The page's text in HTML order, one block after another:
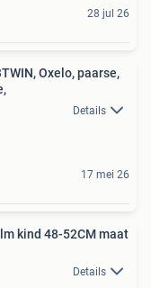
28 jul 26
Oxelo, paarse,
Details
17 mei 26
kind 48-52CM maat
Details